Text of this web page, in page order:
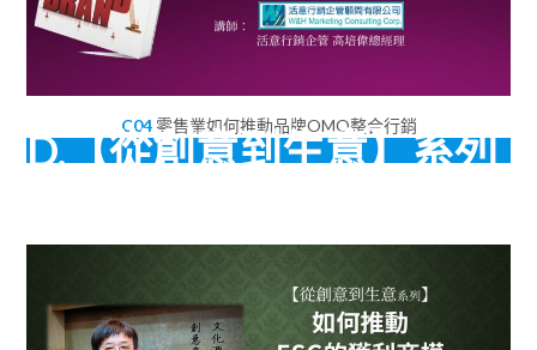
C04零售業如何推動品牌OMO整合行銷
D.【從創意到生意】系列